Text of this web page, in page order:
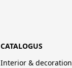
CATALOGUS
Interior & decoration